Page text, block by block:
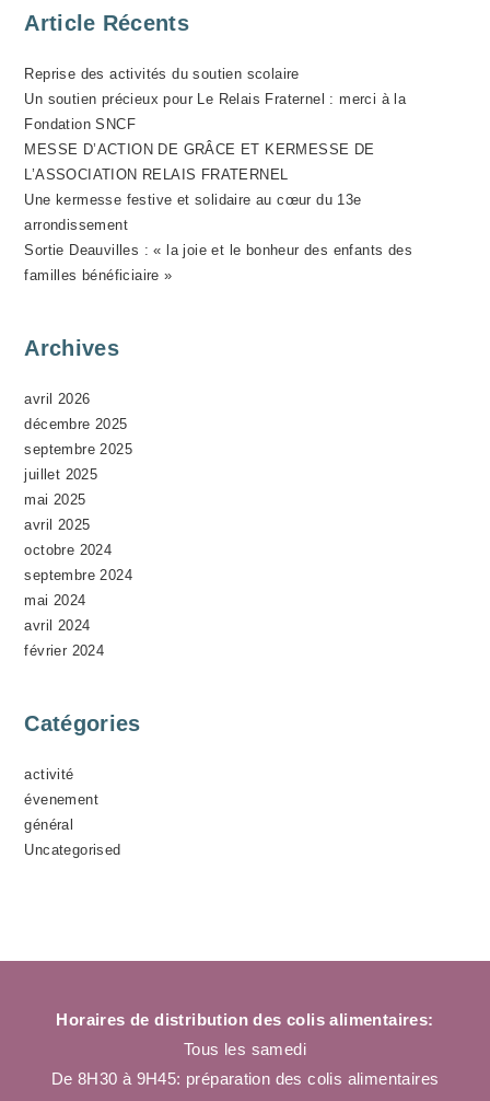
N
V
È
N
E
M
E
N
T
Article Récents
Reprise des activités du soutien scolaire
Un soutien précieux pour Le Relais Fraternel : merci à la
Fondation SNCF
MESSE D’ACTION DE GRÂCE ET KERMESSE DE
L’ASSOCIATION RELAIS FRATERNEL
Une kermesse festive et solidaire au cœur du 13e
arrondissement
Sortie Deauvilles : « la joie et le bonheur des enfants des
familles bénéficiaire »
Archives
avril 2026
décembre 2025
septembre 2025
juillet 2025
mai 2025
avril 2025
octobre 2024
septembre 2024
mai 2024
avril 2024
février 2024
Catégories
activité
évenement
général
Uncategorised
Horaires de distribution des colis alimentaires:
Tous les samedi
De 8H30 à 9H45: préparation des colis alimentaires